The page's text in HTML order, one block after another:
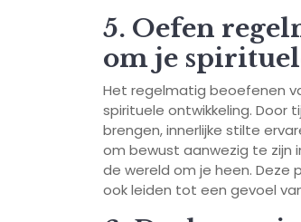
5. Oefen
om je
Het regelmatig beoefenen
spirituele ontwikkeling. Door
brengen, innerlijke stilte
om bewust aanwezig te zijn
de wereld om je heen. Deze
ook leiden tot een gevoel